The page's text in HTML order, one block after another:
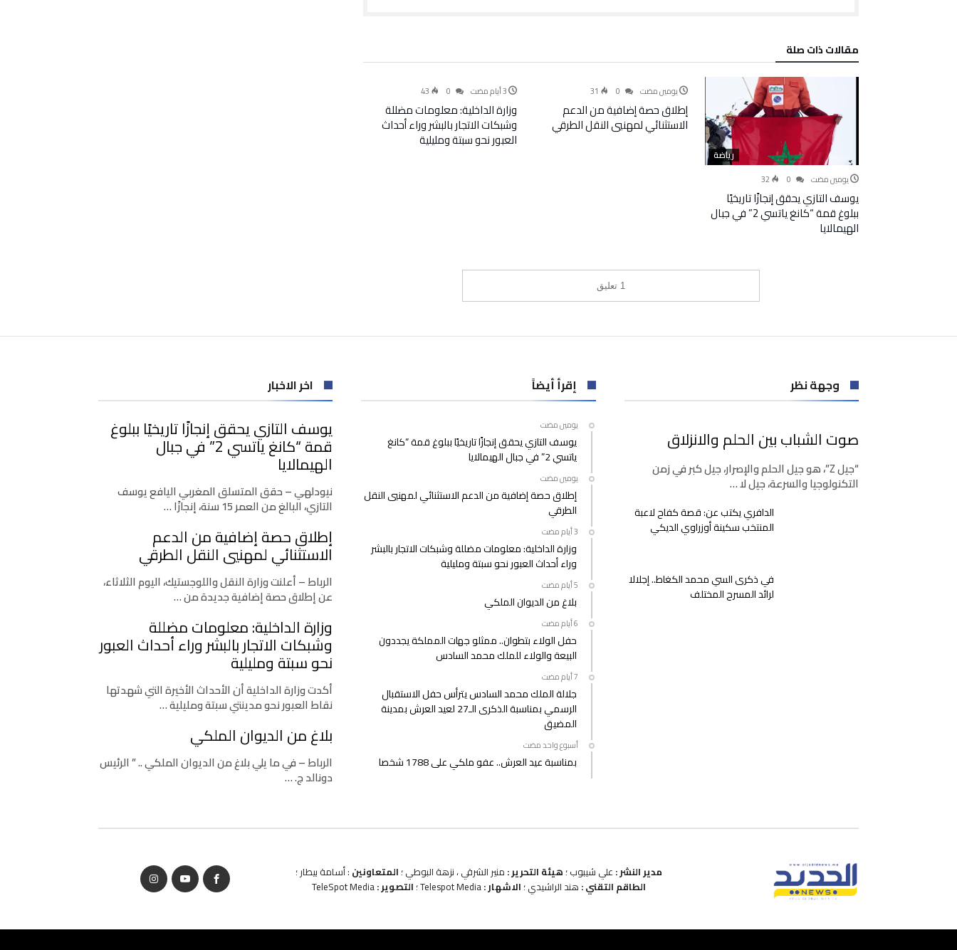
‫مقالات ذات صلة‬
رياضة
‫‫‫‏‫يومين مضت‬ 32
يوسف التازي يحقق إنجازًا تاريخيًا
ببلوغ قمة “كانغ ياتسي 2” في جبال
الهيمالايا
أخبار
‫‫‫‏‫يومين مضت‬ 31
إطلاق حصة إضافية من الدعم
الاستثنائي لمهنيي النقل الطرقي
سياسة
43
وزارة الداخلية: معلومات مضللة
وشبكات الاتجار بالبشر وراء أحداث
العبور نحو سبتة ومليلية
1 ‎تعليق
وجهة نظر
صوت الشباب بين الحلم والانزلاق
“جيل Z”، هو جيل الحلم والإصرار، جيل كبر في زمن
التكنولوجيا والسرعة، جيل لا …
الدافري يكتب عن: قصة كفاح لاعبة
المنتخب سكينة أوزراوي الديكي
في ذكرى السي محمد الكغاط.. إجلالا
لرائد المسرح المختلف
إقرأ أيضاً
‫‫‫‏‫يومين مضت‬
يوسف التازي يحقق إنجازًا تاريخيًا ببلوغ قمة “كانغ
ياتسي 2” في جبال الهيمالايا
‫‫‫‏‫يومين مضت‬
إطلاق حصة إضافية من الدعم الاستثنائي لمهنيي النقل
الطرقي
وزارة الداخلية: معلومات مضللة وشبكات الاتجار بالبشر
وراء أحداث العبور نحو سبتة ومليلية
بلاغ من الديوان الملكي
حفل الولاء بتطوان.. ممثلو جهات المملكة يجددون
البيعة والولاء للملك محمد السادس
جلالة الملك محمد السادس يترأس حفل الاستقبال
الرسمي بمناسبة الذكرى الـ27 لعيد العرش بمدينة
المضيق
‫‫‫‏‫أسبوع واحد مضت‬
بمناسبة عيد العرش.. عفو ملكي على 1788 شخصا
اخر الاخبار
يوسف التازي يحقق إنجازًا تاريخيًا ببلوغ
قمة “كانغ ياتسي 2” في جبال
الهيمالايا
نيودلهي – حقق المتسلق المغربي اليافع يوسف
التازي، البالغ من العمر 15 سنة، إنجازًا …
إطلاق حصة إضافية من الدعم
الاستثنائي لمهنيي النقل الطرقي
الرباط – أعلنت وزارة النقل واللوجستيك، اليوم الثلاثاء،
عن إطلاق حصة إضافية جديدة من …
وزارة الداخلية: معلومات مضللة
وشبكات الاتجار بالبشر وراء أحداث العبور
نحو سبتة ومليلية
أكدت وزارة الداخلية أن الأحداث الأخيرة التي شهدتها
نقاط العبور نحو مدينتي سبتة ومليلية …
بلاغ من الديوان الملكي
الرباط – في ما يلي بلاغ من الديوان الملكي .. ” الرئيس
دونالد ج. …
مدير النشر : علي شيبوب ؛ هيئة التحرير : منير الشرقي ، نزهة البوطي ؛ المتعاونين : أسامة بيطار ؛
الطاقم التقني : هند الراشيدي ؛ الاشهار :Telespot Media ؛ التصوير :TeleSpot Media